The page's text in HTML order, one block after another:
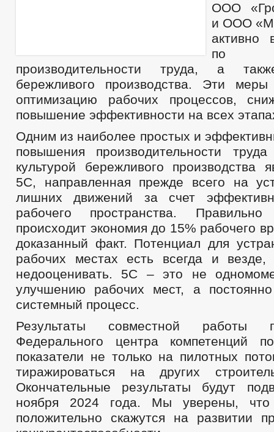
ООО
и ООО
активно
по
производительности труда, а
бережливого производства. Эти
оптимизацию рабочих процессов,
повышение эффективности на всех
Одним из наиболее простых и
повышения производительности
культурой бережливого производства
5С, направленная прежде всего на
лишних движений за счет
рабочего пространства.
происходит экономия до 15% рабочего
доказанный факт. Потенциал для
рабочих местах есть всегда и
недооценивать. 5С – это не
улучшению рабочих мест, а
системный процесс.
Результаты совместной работы
Федерального центра компетенций
показатели не только на пилотных
тиражироваться на других
Окончательные результаты будут
ноября 2024 года. Мы уверены, что
положительно скажутся на развитии